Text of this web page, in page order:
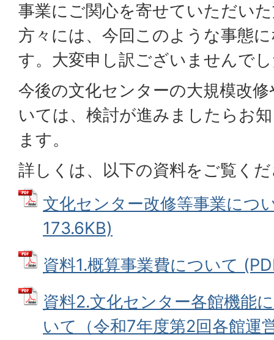
事業にご関心を寄せていただい
方々には、今回このような事態
す。大変申し訳ございませんで
今後の文化センターの大規模改
いては、検討が進みましたらお
ます。
詳しくは、以下の資料をご覧く
文化センター改修等事業につ
173.6KB)
資料1.概算事業費について
資料2.文化センター各館機能
いて（令和7年度第2回各館運